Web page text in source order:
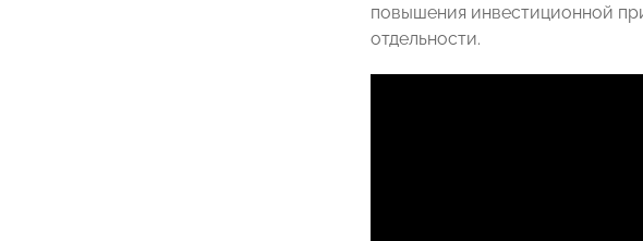
повышения инвестиционной
отдельности.